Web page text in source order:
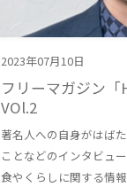
2023年07月10日
フリーマガジン「
VOl.2
著名人への自身がはば
ことなどのインタビュ
食やくらしに関する情